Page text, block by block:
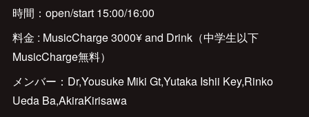
時間：open/start 15:00/16:00
料金 : MusicCharge 3000¥ and Drink（中学生以下
MusicCharge無料）
メンバー：Dr,Yousuke Miki Gt,Yutaka Ishii Key,Rinko
Ueda Ba,AkiraKirisawa